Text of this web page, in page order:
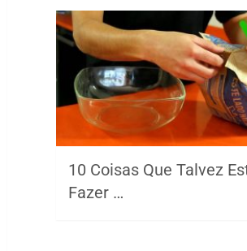
10 Coisas Que Talvez
Fazer …